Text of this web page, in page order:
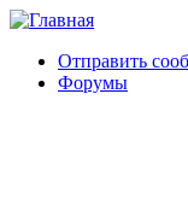
Отправить
Форумы